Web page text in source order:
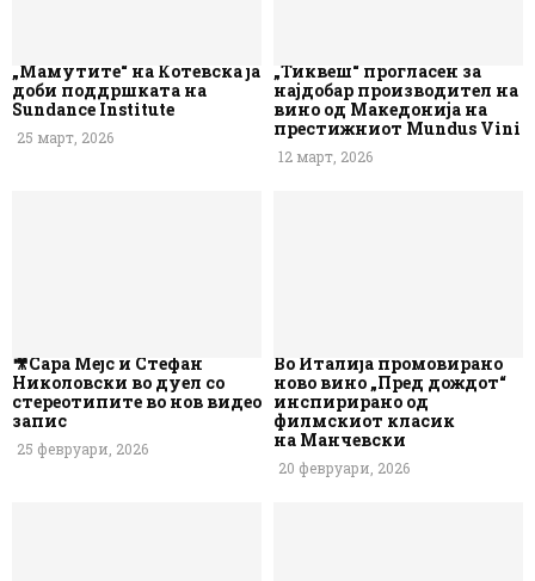
„Мамутите“ на Котевска ја
доби поддршката на
Sundance Institute
25 март, 2026
„Тиквеш“ прогласен за
најдобар производител на
вино од Македонија на
престижниот Mundus Vini
12 март, 2026
🎥Сара Мејс и Стефан
Николовски во дуел со
стереотипите во нов видео
запис
25 февруари, 2026
Во Италија промовирано
ново вино „Пред дождот“
инспирирано од
филмскиот класик
на Манчевски
20 февруари, 2026